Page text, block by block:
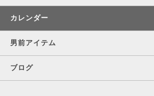
カレンダー
男前アイテム
ブログ